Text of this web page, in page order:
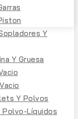
Y
Y Gruesa
Y Polvos
Líquidos